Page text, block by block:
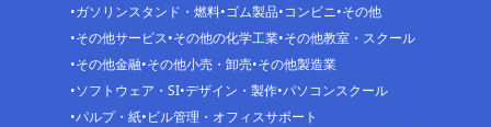
ガソリンスタンド・燃料 ゴム製品 コンビニ その他
その他サービス その他の化学工業 その他教室・スクール
その他金融 その他小売・卸売 その他製造業
ソフトウェア・SI デザイン・製作 パソコンスクール
パルプ・紙 ビル管理・オフィスサポート